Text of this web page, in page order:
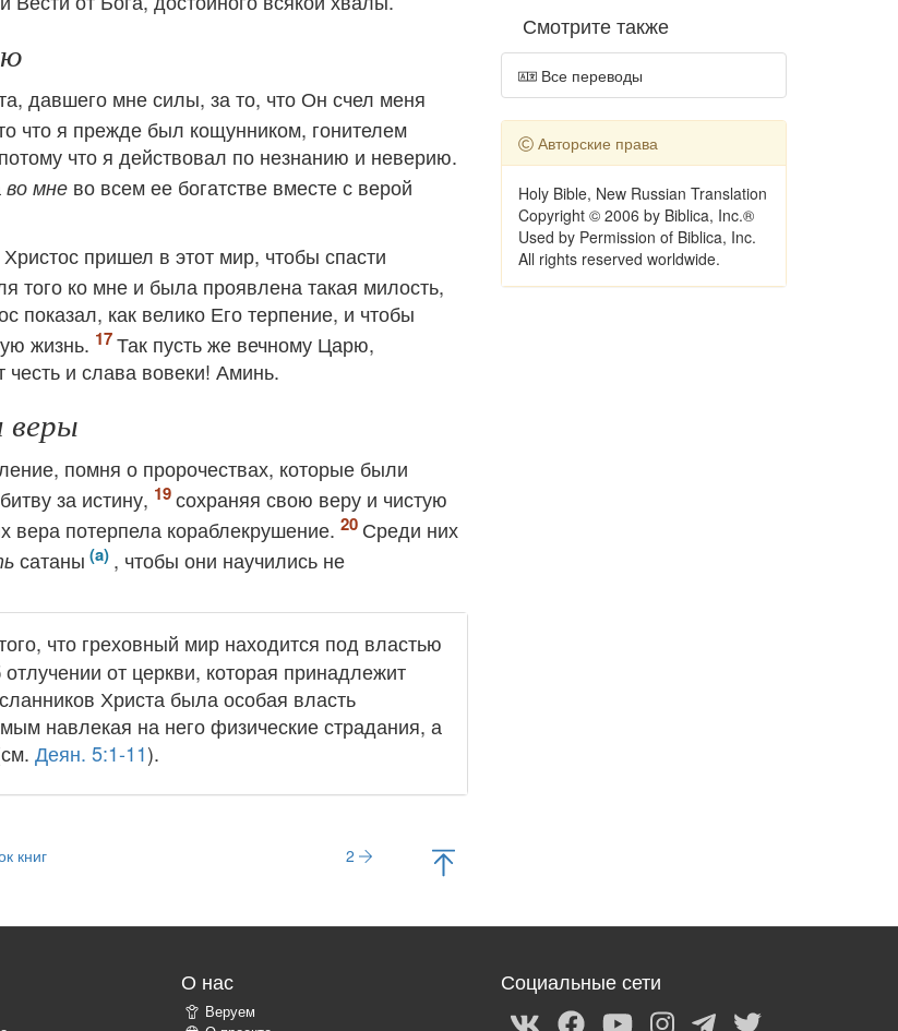
давшего мне силы, за то, что Он счел меня
что я прежде был кощунником, гонителем
что я действовал по незнанию и неверию.
во мне во всем ее богатстве вместе с верой
пришел в этот мир, чтобы спасти
того ко мне и была проявлена такая милость,
показал, как велико Его терпение, и чтобы
жизнь.
Так пусть же вечному Царю,
и слава вовеки! Аминь.
веры
помня о пророчествах, которые были
за истину,
сохраняя свою веру и чистую
вера потерпела кораблекрушение.
Среди них
сатаны
, чтобы они научились не
что греховный мир находится под властью
от церкви, которая принадлежит
Христа была особая власть
навлекая на него физические страдания, а
Деян. 5:1-11).
книг 2
Смотрите также
Все переводы
Авторские права
Holy Bible, New Russian Translation
Copyright © 2006 by Biblica, Inc.®
Used by Permission of Biblica, Inc.
All rights reserved worldwide.
О нас
Веруем
Социальные сети